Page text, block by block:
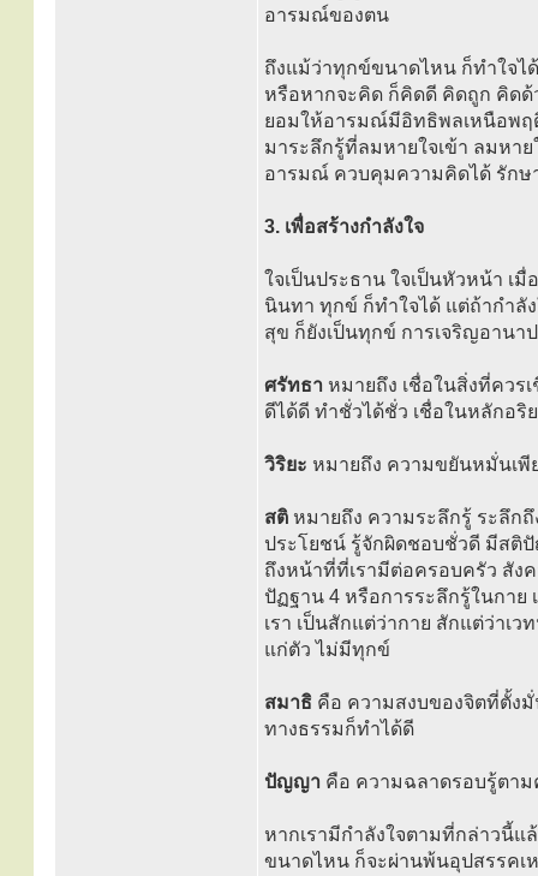
อารมณ์ของตน
ถึงแม้ว่าทุกข์ขนาดไหน ก็ทำใจไ
หรือหากจะคิด ก็คิดดี คิดถูก คิดด้
ยอมให้อารมณ์มีอิทธิพลเหนือพฤติ
มาระลึกรู้ที่ลมหายใจเข้า ลมหา
อารมณ์ ควบคุมความคิดได้ รักษ
3. เพื่อสร้างกำลังใจ
ใจเป็นประธาน ใจเป็นหัวหน้า เ
นินทา ทุกข์ ก็ทำใจได้ แต่ถ้ากำลั
สุข ก็ยังเป็นทุกข์ การเจริญอานา
ศรัทธา หมายถึง เชื่อในสิ่งที่คว
ดีได้ดี ทำชั่วได้ชั่ว เชื่อในหลักอริ
วิริยะ หมายถึง ความขยันหมั่นเพี
สติ หมายถึง ความระลึกรู้ ระลึก
ประโยชน์ รู้จักผิดชอบชั่วดี มีสติ
ถึงหน้าที่ที่เรามีต่อครอบครัว สั
ปัฏฐาน 4 หรือการระลึกรู้ในกาย
เรา เป็นสักแต่ว่ากาย สักแต่ว่าเ
แก่ตัว ไม่มีทุกข์
สมาธิ คือ ความสงบของจิตที่ตั้ง
ทางธรรมก็ทำได้ดี
ปัญญา คือ ความฉลาดรอบรู้ตา
หากเรามีกำลังใจตามที่กล่าวนี้
ขนาดไหน ก็จะผ่านพ้นอุปสรรคเ